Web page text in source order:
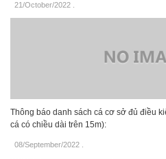
21/October/2022
Thông báo danh sách cá cơ sở đủ điều
cá có chiều dài trên 15m):
08/September/2022